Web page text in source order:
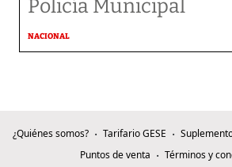
Policía Municipal
NACIONAL
¿Quiénes somos? Tarifario GESE
Puntos de venta
Términos y